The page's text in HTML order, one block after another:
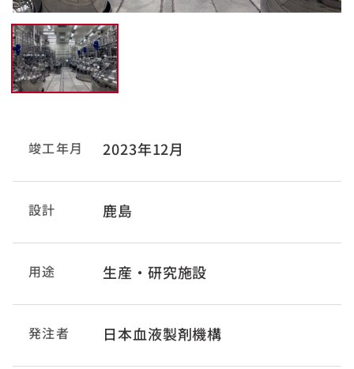
竣工年月 2023年12月
設計 鹿島
用途 生産・研究施設
発注者 日本血液製剤機構